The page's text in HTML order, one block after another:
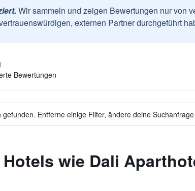
Wir sammeln und zeigen Bewertungen nur von
externen Partner durchgeführt
Bewertungen
gefunden. Entferne einige Filter, ändere deine
wie Dali